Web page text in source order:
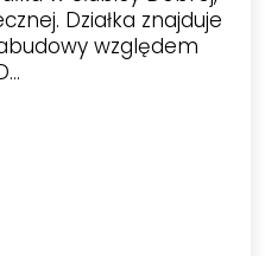
Działka znajduje
względem